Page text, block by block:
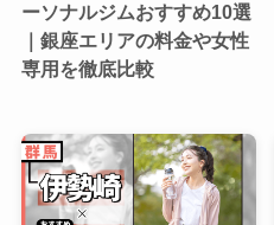
ーソナルジムおすすめ10選
｜銀座エリアの料金や女性
専用を徹底比較